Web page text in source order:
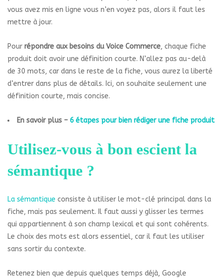
vous avez mis en ligne vous n’en voyez pas, alors il faut les
mettre à jour.
Pour répondre aux besoins du Voice Commerce, chaque fiche
produit doit avoir une définition courte. N’allez pas au-delà
de 30 mots, car dans le reste de la fiche, vous aurez la liberté
d’entrer dans plus de détails. Ici, on souhaite seulement une
définition courte, mais concise.
En savoir plus – 6 étapes pour bien rédiger une fiche produit
Utilisez-vous à bon escient la
sémantique ?
La sémantique consiste à utiliser le mot-clé principal dans la
fiche, mais pas seulement. Il faut aussi y glisser les termes
qui appartiennent à son champ lexical et qui sont cohérents.
Le choix des mots est alors essentiel, car il faut les utiliser
sans sortir du contexte.
Retenez bien que depuis quelques temps déjà, Google